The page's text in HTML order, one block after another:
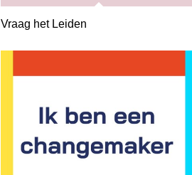
Vraag het Leiden